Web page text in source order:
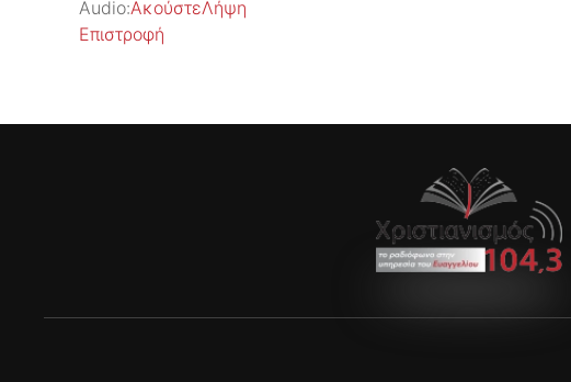
Audio:ΑκούστεΛήψη
Επιστροφή